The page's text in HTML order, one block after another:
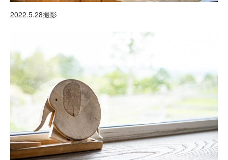
2022.5.28撮影